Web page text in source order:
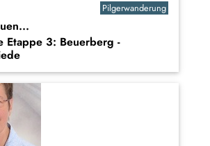
Pilgerwanderung
Etappe 3: Beuerberg -